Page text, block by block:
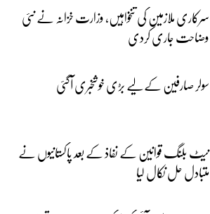
سرکاری ملازمین کی تنخواہیں، وزارت خزانہ نے نئی
وضاحت جاری کردی
سولر صارفین کے لیے بڑی خوشخبری آگئی
نیٹ بلنگ قوانین کے نفاذ کے بعد پاکستانیوں نے
متبادل حل نکال لیا